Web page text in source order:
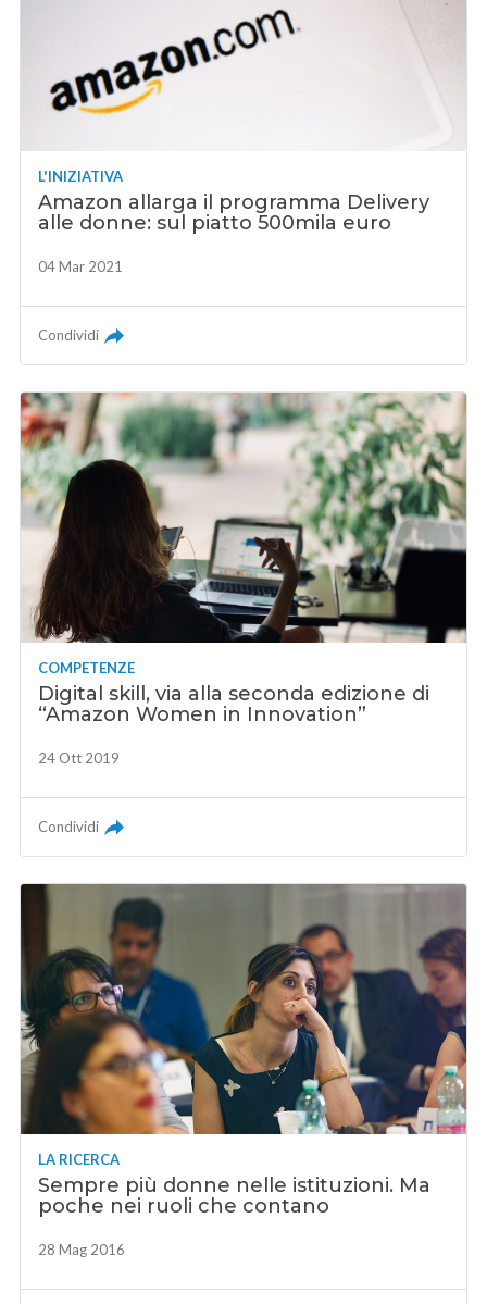
L'INIZIATIVA
Amazon allarga il programma Delivery
alle donne: sul piatto 500mila euro
04 Mar 2021
Condividi
COMPETENZE
Digital skill, via alla seconda edizione di
“Amazon Women in Innovation”
24 Ott 2019
Condividi
LA RICERCA
Sempre più donne nelle istituzioni. Ma
poche nei ruoli che contano
28 Mag 2016